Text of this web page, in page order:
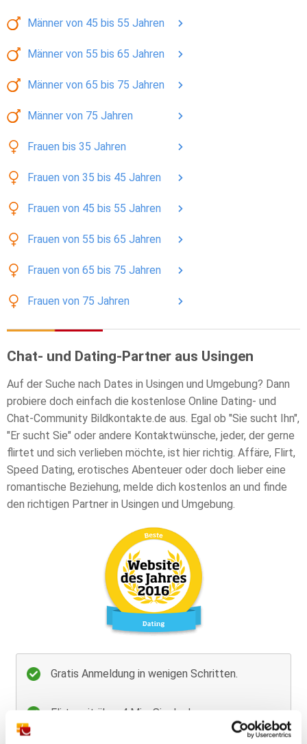
Männer von 45 bis 55 Jahren
Männer von 55 bis 65 Jahren
Männer von 65 bis 75 Jahren
Männer von 75 Jahren
Frauen bis 35 Jahren
Frauen von 35 bis 45 Jahren
Frauen von 45 bis 55 Jahren
Frauen von 55 bis 65 Jahren
Frauen von 65 bis 75 Jahren
Frauen von 75 Jahren
Chat- und Dating-Partner aus Usingen
Auf der Suche nach Dates in Usingen und Umgebung? Dann
probiere doch einfach die kostenlose Online Dating- und
Chat-Community Bildkontakte.de aus. Egal ob "Sie sucht Ihn",
"Er sucht Sie" oder andere Kontaktwünsche, jeder, der gerne
flirtet und sich verlieben möchte, ist hier richtig. Affäre, Flirt,
Speed Dating, erotisches Abenteuer oder doch lieber eine
romantische Beziehung, melde dich kostenlos an und finde
den richtigen Partner in Usingen und Umgebung.
Gratis Anmeldung in wenigen Schritten.
Flirte mit über 4 Mio. Singles!